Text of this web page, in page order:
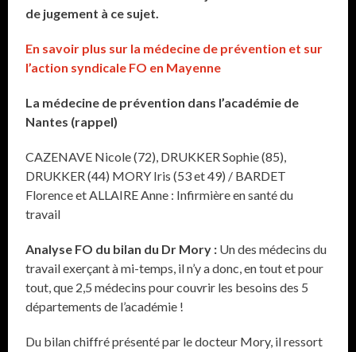
de jugement à ce sujet.
En savoir plus sur la médecine de prévention et sur
l’action syndicale FO en Mayenne
La médecine de prévention dans l’académie de
Nantes (rappel)
CAZENAVE Nicole (72), DRUKKER Sophie (85),
DRUKKER (44) MORY Iris (53 et 49) / BARDET
Florence et ALLAIRE Anne : Infirmière en santé du
travail
Analyse FO du bilan du Dr Mory : Un des médecins du
travail exerçant à mi-temps, il n’y a donc, en tout et pour
tout, que 2,5 médecins pour couvrir les besoins des 5
départements de l’académie !
Du bilan chiffré présenté par le docteur Mory, il ressort